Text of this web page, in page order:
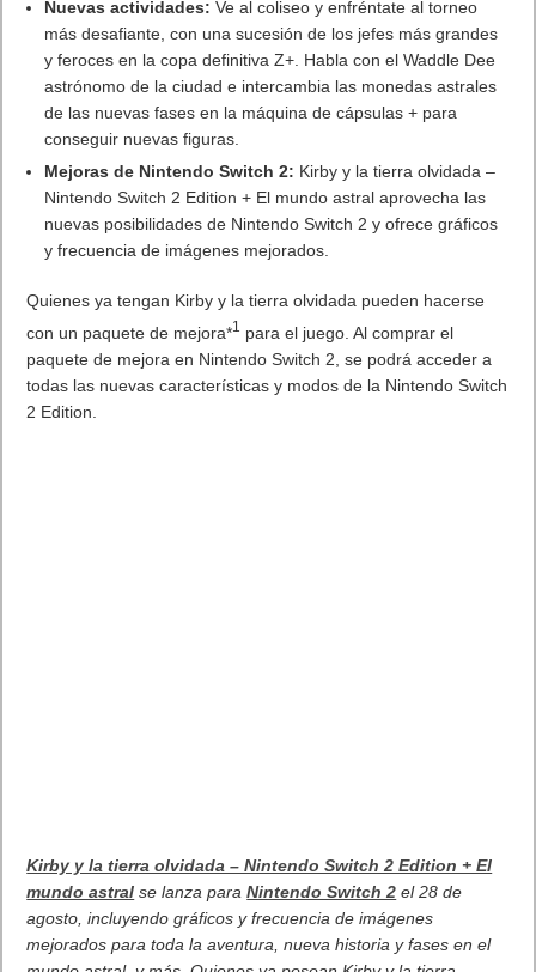
Mejoras de Nintendo Switch 2:
Kirby y la tierra olvidada –
Nintendo Switch 2 Edition + El mundo astral aprovecha las
nuevas posibilidades de Nintendo Switch 2 y ofrece gráficos
y frecuencia de imágenes mejorados.
Quienes ya tengan Kirby y la tierra olvidada pueden hacerse
con un paquete de mejora*
1
para el juego. Al comprar el
paquete de mejora en Nintendo Switch 2, se podrá acceder a
todas las nuevas características y modos de la Nintendo Switch
2 Edition.
mejora, también disponible el 28 de agosto.
. Leer artículo completo en FrikipandiEl mágico viaje continúa
en Kirby y la tierra olvidada – Nintendo Switch 2 Edition + El